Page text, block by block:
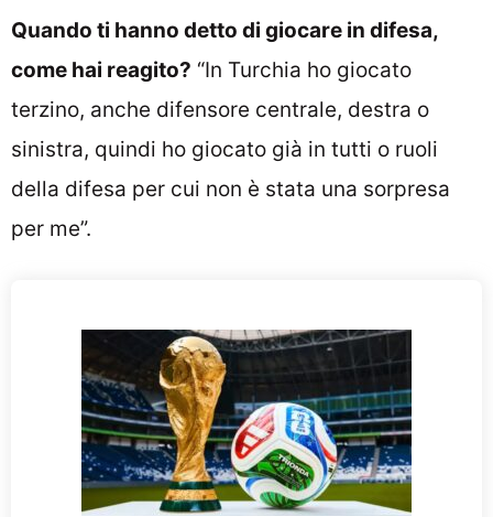
Quando ti hanno detto di giocare in difesa,
come hai reagito? “In Turchia ho giocato
terzino, anche difensore centrale, destra o
sinistra, quindi ho giocato già in tutti o ruoli
della difesa per cui non è stata una sorpresa
per me”.